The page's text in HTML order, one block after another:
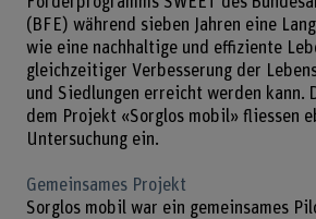
(BFE) während sieben Jahren eine
wie eine nachhaltige und effiziente
gleichzeitiger Verbesserung der
und Siedlungen erreicht werden kann.
dem Projekt «Sorglos mobil» fliessen
Untersuchung ein.
Gemeinsames Projekt
Sorglos mobil war ein gemeinsames